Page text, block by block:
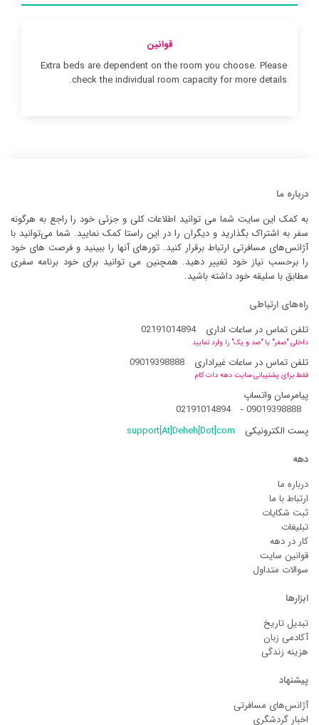
قوانین
Extra beds are dependent on the room you choose. Please
check the individual room capacity for more details.
درباره ما
به کمک این سایت شما می توانید اطلاعات کلی و جزئی خود را راجع به هرگونه
سفر به اشتراک بگذارید و دیگران را در این راستا کمک نمایید. شما می‌توانید با
آژانس‌های مسافرتی ارتباط برقرار کنید. تورهای آنها را ببینید و فرصت های خود
را برحسب نیاز خود تغییر دهید. همچنین می توانید برای خود برنامه سفری
مطابق با سلیقه خود داشته باشید.
راه‌های ارتباطی
تلفن تماس در ساعات اداری
02191014894
داخلی "صفر" یا "صد و یک" را وارد نمایید
تلفن تماس در ساعات غیراداری 09019398888
فقط برای پشتیبانی سایت دهه دات کام
پیامرسان واتساپ
09019398888
-
02191014894
پست الکترونیکی
support[At]Deheh[Dot]com
دهه
درباره ما
ارتباط با ما
ثبت شکایات
تبلیغات
کار در دهه
قوانین سایت
سوالات متداول
ابزارها
تبدیل تاریخ
آکادمی زبان
هزینه زندگی
پیشنهاد
آژانس‌های مسافرتی
اخبار گردشگری